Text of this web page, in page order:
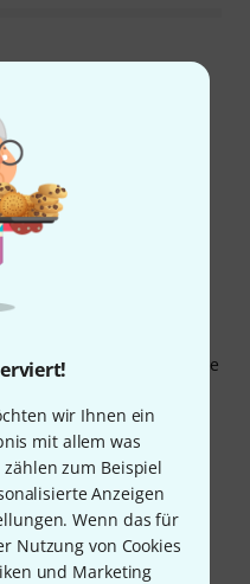
wir Ihnen ein
mit allem was
zum Beispiel
Anzeigen
Wenn das für
Nutzung von Cookies
und Marketing
Module, die ich
18.01.2023
Die Möglichkeit, einen
zu platzieren und seine
zu steuern, ist
besondere
der mir sofort
Vorgabe benötigt. Es
braucht es etwas Übung.
es optimal nutzt, aber
ausprobieren!